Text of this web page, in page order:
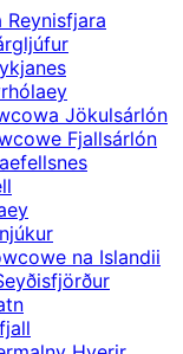
Reynisfjara
Jökulsárlón
Fjallsárlón
na Islandii